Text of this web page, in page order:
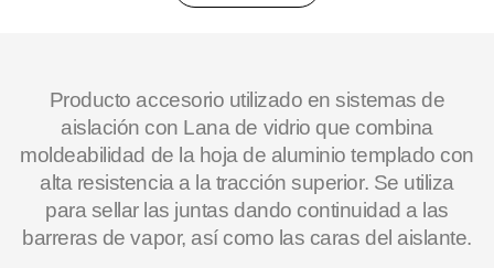
Producto accesorio utilizado en sistemas de
aislación con Lana de vidrio que combina
moldeabilidad de la hoja de aluminio templado con
alta resistencia a la tracción superior. Se utiliza
para sellar las juntas dando continuidad a las
barreras de vapor, así como las caras del aislante.